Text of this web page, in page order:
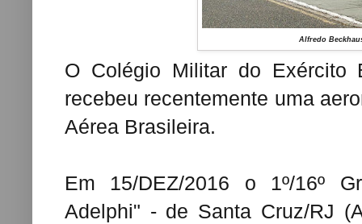
Alfredo
O Colégio Militar do Exército
recebeu recentemente uma
Aérea Brasileira.
Em 15/DEZ/2016 o 1º/16º
Adelphi" - de Santa Cruz/RJ